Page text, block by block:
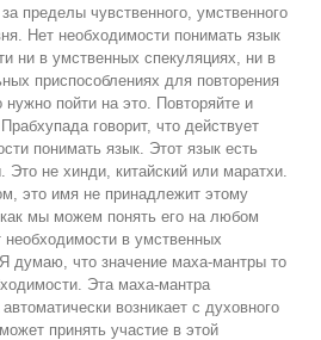
пределы чувственного, умственного
Нет необходимости понимать язык
ни в умственных спекуляциях, ни в
приспособлениях для повторения
пойти на это. Повторяйте и
говорит, что действует
понимать язык. Этот язык есть
не хинди, китайский или маратхи.
это имя не принадлежит этому
мы можем понять его на любом
в умственных
думаю, что значение маха-мантры то
Эта маха-мантра
возникает с духовного
принять участие в этой